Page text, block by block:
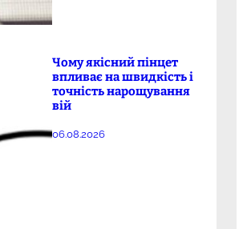
Чому якісний пінцет
впливає на швидкість і
точність нарощування
вій
06.08.2026